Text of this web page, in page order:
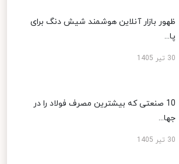
ظهور بازار آنلاین هوشمند شیش دنگ برای
پا...
30 تیر 1405
10 صنعتی که بیشترین مصرف فولاد را در
جها...
30 تیر 1405